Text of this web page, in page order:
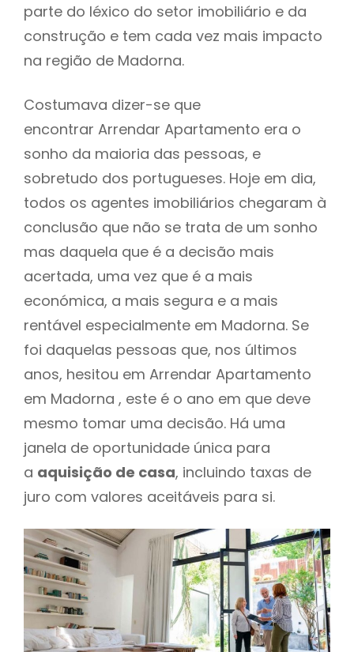
parte do léxico do setor imobiliário e da
construção e tem cada vez mais impacto
na região de Madorna.
Costumava dizer-se que
encontrar Arrendar Apartamento era o
sonho da maioria das pessoas, e
sobretudo dos portugueses. Hoje em dia,
todos os agentes imobiliários chegaram à
conclusão que não se trata de um sonho
mas daquela que é a decisão mais
acertada, uma vez que é a mais
económica, a mais segura e a mais
rentável especialmente em Madorna. Se
foi daquelas pessoas que, nos últimos
anos, hesitou em Arrendar Apartamento
em Madorna , este é o ano em que deve
mesmo tomar uma decisão. Há uma
janela de oportunidade única para
a aquisição de casa, incluindo taxas de
juro com valores aceitáveis para si.